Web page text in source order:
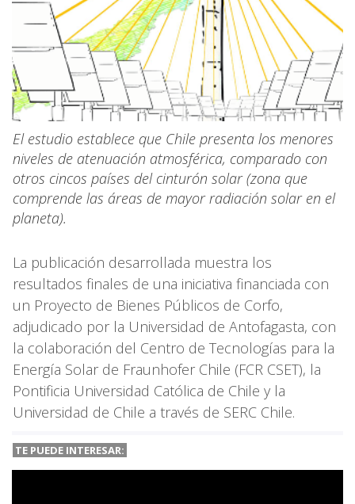
El estudio establece que Chile presenta los menores
niveles de atenuación atmosférica, comparado con
otros cincos países del cinturón solar (zona que
comprende las áreas de mayor radiación solar en el
planeta).
La publicación desarrollada muestra los
resultados finales de una iniciativa financiada con
un Proyecto de Bienes Públicos de Corfo,
adjudicado por la Universidad de Antofagasta, con
la colaboración del Centro de Tecnologías para la
Energía Solar de Fraunhofer Chile (FCR CSET), la
Pontificia Universidad Católica de Chile y la
Universidad de Chile a través de SERC Chile.
TE PUEDE INTERESAR: